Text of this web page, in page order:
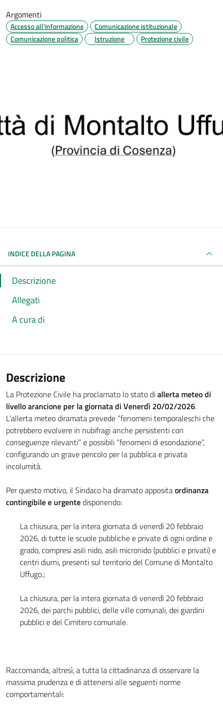
Argomenti
Accesso all'informazione
Comunicazione istituzionale
Comunicazione politica
Istruzione Protezione civile
INDICE DELLA PAGINA
Descrizione
Allegati
A cura di
Descrizione
La Protezione Civile ha proclamato lo stato diallerta meteo di
livello arancione per la giornata di Venerdì 20/02/2026.
L’allerta meteo diramata prevede “fenomeni temporaleschi che
potrebbero evolvere in nubifragi anche persistenti con
conseguenze rilevanti” e possibili “fenomeni di esondazione”,
configurando un grave pericolo per la pubblica e privata
incolumità.
Per questo motivo, il Sindaco ha diramato appositaordinanza
contingibile e urgentedisponendo:
La chiusura, per la intera giornata di venerdì 20 febbraio
2026, di tutte le scuole pubbliche e private di ogni ordine e
grado, compresi asili nido, asili micronido (pubblici e privati) e
centri diurni, presenti sul territorio del Comune di Montalto
Uffugo.;
La chiusura, per la intera giornata di venerdì 20 febbraio
2026, dei parchi pubblici, delle ville comunali, dei giardini
pubblici e del Cimitero comunale.
Raccomanda, altresì, a tutta la cittadinanza di osservare la
massima prudenza e di attenersi alle seguenti norme
comportamentali: